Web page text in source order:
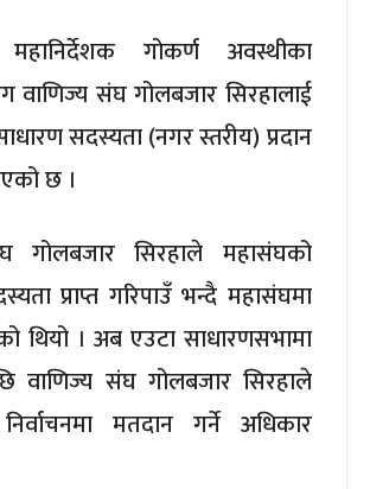
गोकर्ण अवस्थीका
वाणिज्य संघ गोलबजार सिरहालाई
सदस्यता (नगर स्तरीय) प्रदान
छ ।
गोलबजार सिरहाले महासंघको
प्राप्त गरिपाउँ भन्दै महासंघमा
थियो । अब एउटा साधारणसभामा
वाणिज्य संघ गोलबजार सिरहाले
मतदान गर्ने अधिकार